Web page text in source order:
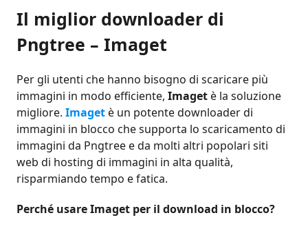
Il miglior downloader di
Pngtree – Imaget
Per gli utenti che hanno bisogno di scaricare più
immagini in modo efficiente, Imaget è la soluzione
migliore. Imaget è un potente downloader di
immagini in blocco che supporta lo scaricamento di
immagini da Pngtree e da molti altri popolari siti
web di hosting di immagini in alta qualità,
risparmiando tempo e fatica.
Perché usare Imaget per il download in blocco?